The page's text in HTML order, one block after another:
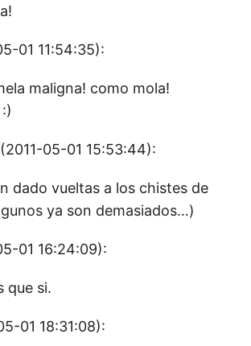
01 11:54:35):
maligna! como mola!
(2011-05-01 15:53:44):
dado vueltas a los chistes de
ya son demasiados…)
01 16:24:09):
que si.
01 18:31:08):